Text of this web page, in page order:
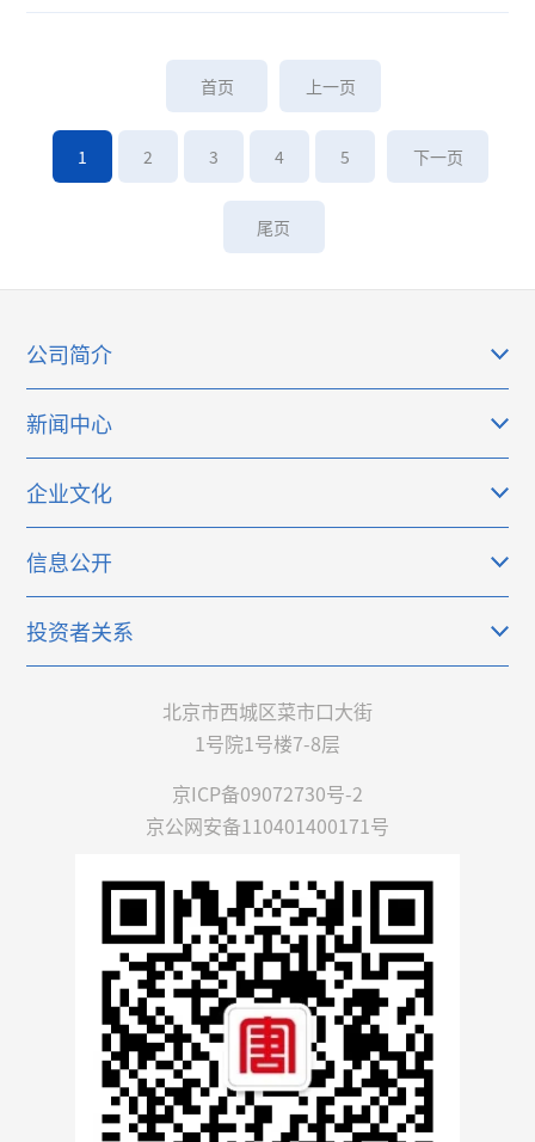
首页 上一页
1 2 3 4 5 下一页
尾页
北京市西城区菜市口大街
1号院1号楼7-8层
京ICP备09072730号-2
京公网安备110401400171号
公司简介
新闻中心
企业文化
信息公开
投资者关系